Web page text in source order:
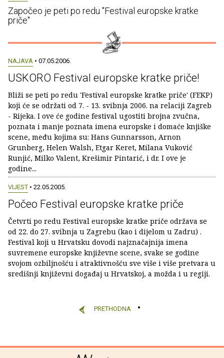
Započeo je peti po redu "Festival europske kratke
priče"
NAJAVA • 07.05.2006.
USKORO Festival europske kratke priče!
Bliži se peti po redu 'Festival europske kratke priče' (FEKP)
koji će se održati od 7. - 13. svibnja 2006. na relaciji Zagreb
- Rijeka. I ove će godine festival ugostiti brojna zvučna,
poznata i manje poznata imena europske i domaće knjiške
scene, među kojima su: Hans Gunnarsson, Arnon
Grunberg, Helen Walsh, Etgar Keret, Milana Vuković
Runjić, Milko Valent, Krešimir Pintarić, i dr. I ove je
godine...
VIJEST • 22.05.2005.
Počeo Festival europske kratke priče
Četvrti po redu Festival europske kratke priče održava se
od 22. do 27. svibnja u Zagrebu (kao i dijelom u Zadru) .
Festival koji u Hrvatsku dovodi najznačajnija imena
suvremene europske književne scene, svake se godine
svojom ozbiljnošću i atraktivnošću sve više i više pretvara u
središnji književni događaj u Hrvatskoj, a možda i u regiji.
PRETHODNA